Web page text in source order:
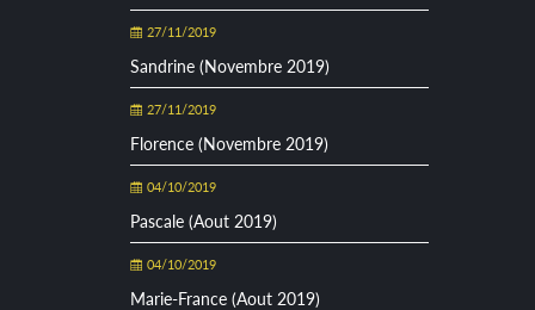
27/11/2019
Sandrine (Novembre 2019)
27/11/2019
Florence (Novembre 2019)
04/10/2019
Pascale (Aout 2019)
04/10/2019
Marie-France (Aout 2019)